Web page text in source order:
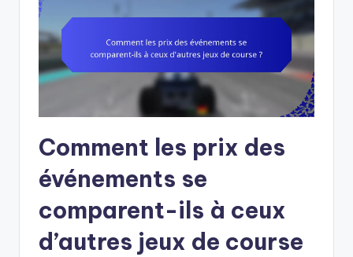
Comment les prix des
événements se
comparent-ils à ceux
d’autres jeux de course